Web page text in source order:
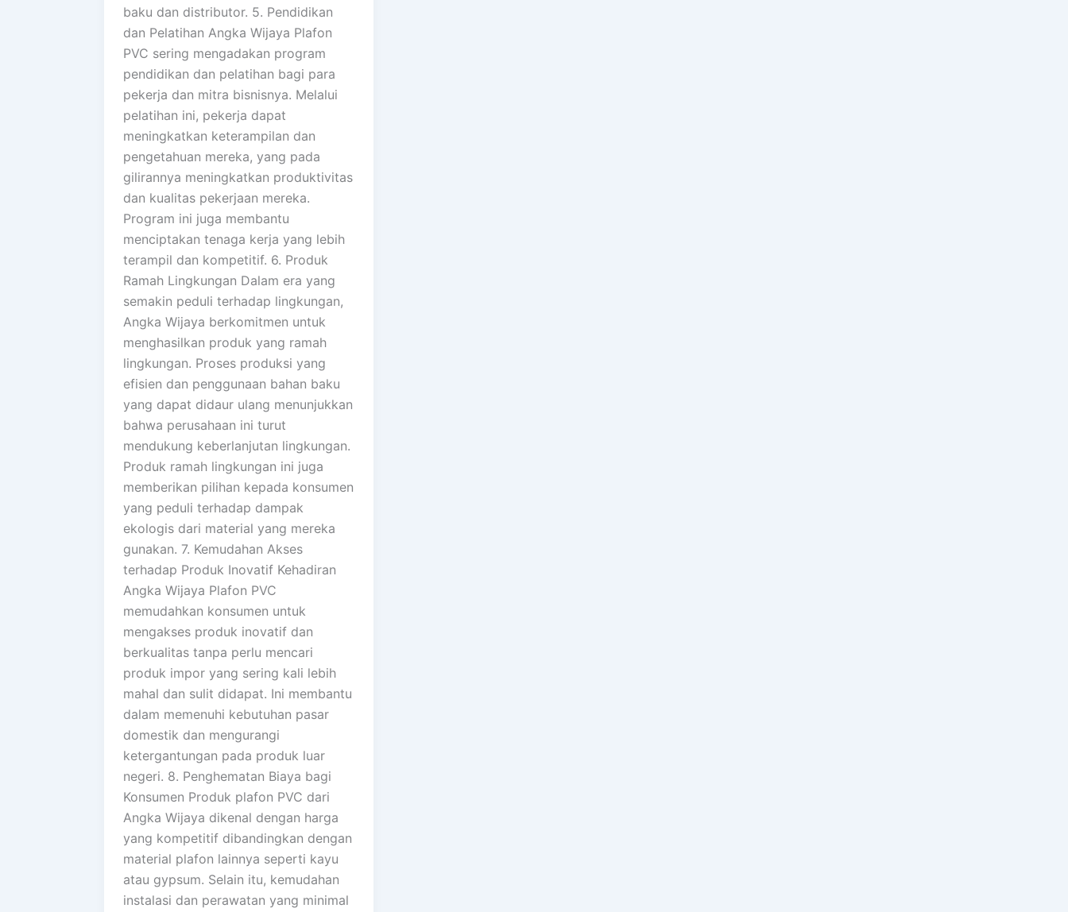
baku dan distributor. 5. Pendidikan
dan Pelatihan Angka Wijaya Plafon
PVC sering mengadakan program
pendidikan dan pelatihan bagi para
pekerja dan mitra bisnisnya. Melalui
pelatihan ini, pekerja dapat
meningkatkan keterampilan dan
pengetahuan mereka, yang pada
gilirannya meningkatkan produktivitas
dan kualitas pekerjaan mereka.
Program ini juga membantu
menciptakan tenaga kerja yang lebih
terampil dan kompetitif. 6. Produk
Ramah Lingkungan Dalam era yang
semakin peduli terhadap lingkungan,
Angka Wijaya berkomitmen untuk
menghasilkan produk yang ramah
lingkungan. Proses produksi yang
efisien dan penggunaan bahan baku
yang dapat didaur ulang menunjukkan
bahwa perusahaan ini turut
mendukung keberlanjutan lingkungan.
Produk ramah lingkungan ini juga
memberikan pilihan kepada konsumen
yang peduli terhadap dampak
ekologis dari material yang mereka
gunakan. 7. Kemudahan Akses
terhadap Produk Inovatif Kehadiran
Angka Wijaya Plafon PVC
memudahkan konsumen untuk
mengakses produk inovatif dan
berkualitas tanpa perlu mencari
produk impor yang sering kali lebih
mahal dan sulit didapat. Ini membantu
dalam memenuhi kebutuhan pasar
domestik dan mengurangi
ketergantungan pada produk luar
negeri. 8. Penghematan Biaya bagi
Konsumen Produk plafon PVC dari
Angka Wijaya dikenal dengan harga
yang kompetitif dibandingkan dengan
material plafon lainnya seperti kayu
atau gypsum. Selain itu, kemudahan
instalasi dan perawatan yang minimal